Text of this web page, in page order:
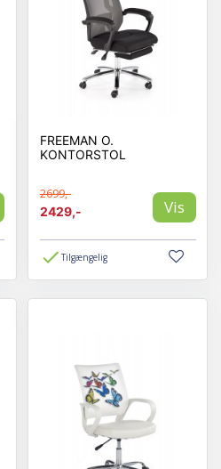
FREEMAN O.
KONTORSTOL
2699,-
2429,-
Vis
Tilgængelig